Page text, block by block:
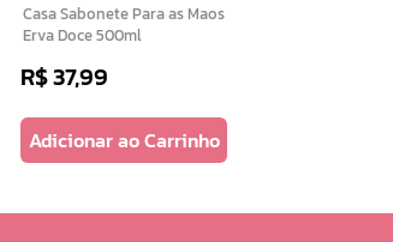
Casa Sabonete Para as Maos
Erva Doce 500ml
R$37,99
Adicionar ao Carrinho